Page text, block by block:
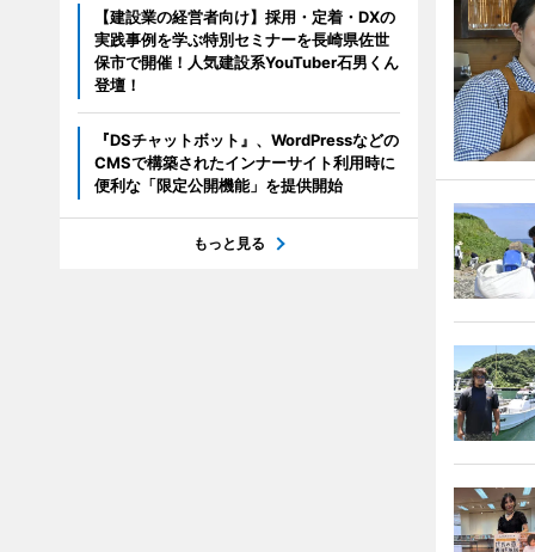
【建設業の経営者向け】採用・定着・DXの
実践事例を学ぶ特別セミナーを長崎県佐世
保市で開催！人気建設系YouTuber石男くん
登壇！
『DSチャットボット』、WordPressなどの
CMSで構築されたインナーサイト利用時に
便利な「限定公開機能」を提供開始
もっと見る